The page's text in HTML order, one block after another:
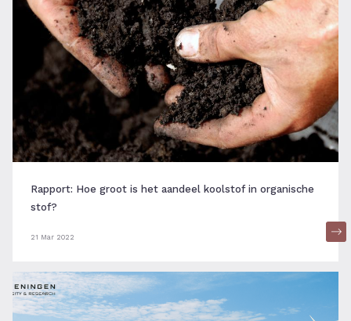
Rapport: Hoe groot is het aandeel koolstof in organische
stof?
21 Mar 2022